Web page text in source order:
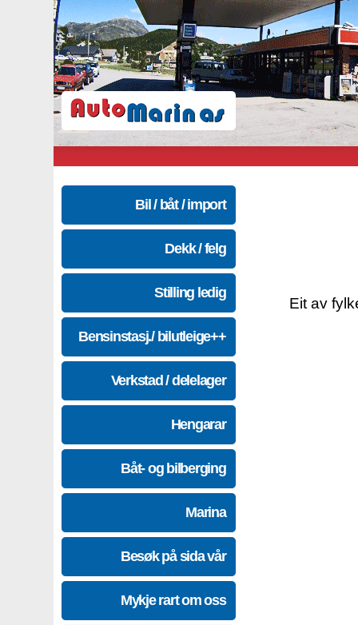
Bil / båt / import
Dekk / felg
Stilling ledig
Bensinstasj./ bilutleige++
Verkstad / delelager
Hengarar
Båt- og bilberging
Marina
Besøk på sida vår
Mykje rart om oss
Eit av